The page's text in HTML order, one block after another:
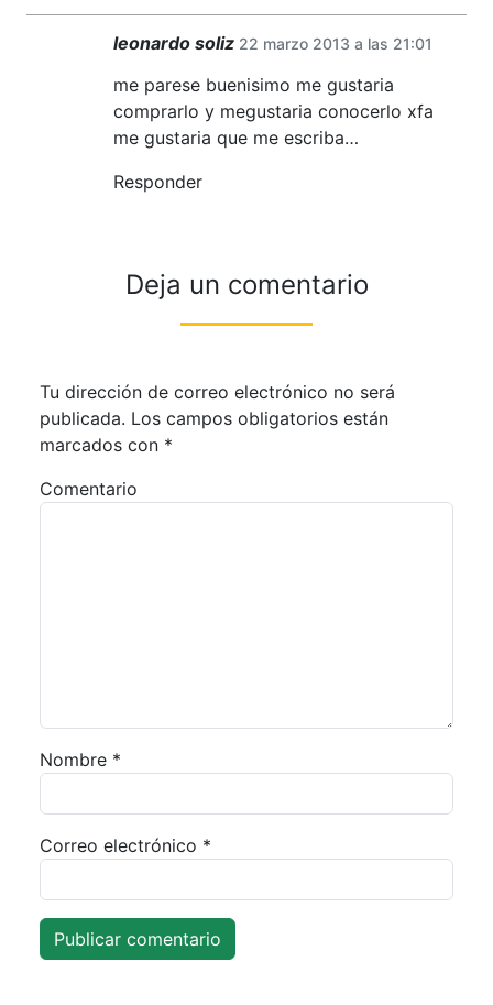
leonardo soliz 22 marzo 2013 a las 21:01
me parese buenisimo me gustaria
comprarlo y megustaria conocerlo xfa
me gustaria que me escriba…
Responder
Deja un comentario
Tu dirección de correo electrónico no será
publicada. Los campos obligatorios están
marcados con *
Comentario
Nombre *
Correo electrónico *